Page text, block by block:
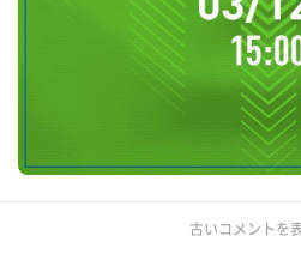
古いコメントを